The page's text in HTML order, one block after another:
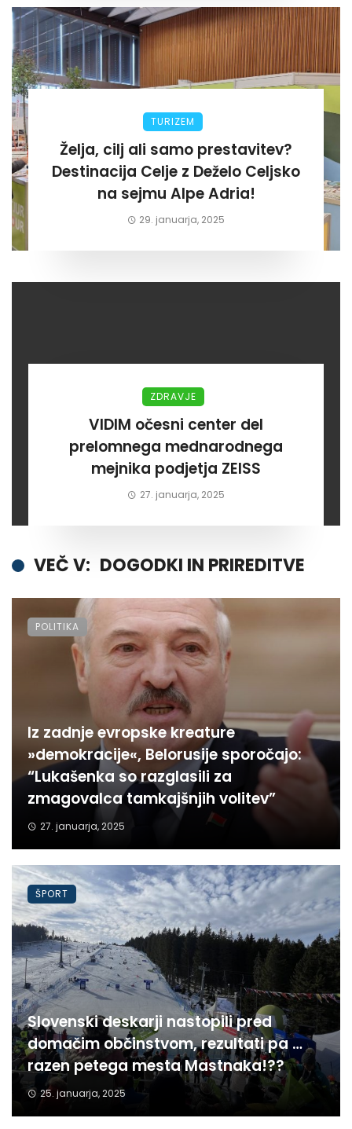
TURIZEM
Želja, cilj ali samo prestavitev?
Destinacija Celje z Deželo Celjsko
na sejmu Alpe Adria!
29. januarja, 2025
ZDRAVJE
VIDIM očesni center del
prelomnega mednarodnega
mejnika podjetja ZEISS
27. januarja, 2025
VEČ V: DOGODKI IN PRIREDITVE
Iz zadnje evropske kreature
»demokracije«, Belorusije sporočajo:
“Lukašenka so razglasili za
zmagovalca tamkajšnjih volitev”
27. januarja, 2025
POLITIKA
Slovenski deskarji nastopili pred
domačim občinstvom, rezultati pa …
razen petega mesta Mastnaka!??
25. januarja, 2025
ŠPORT